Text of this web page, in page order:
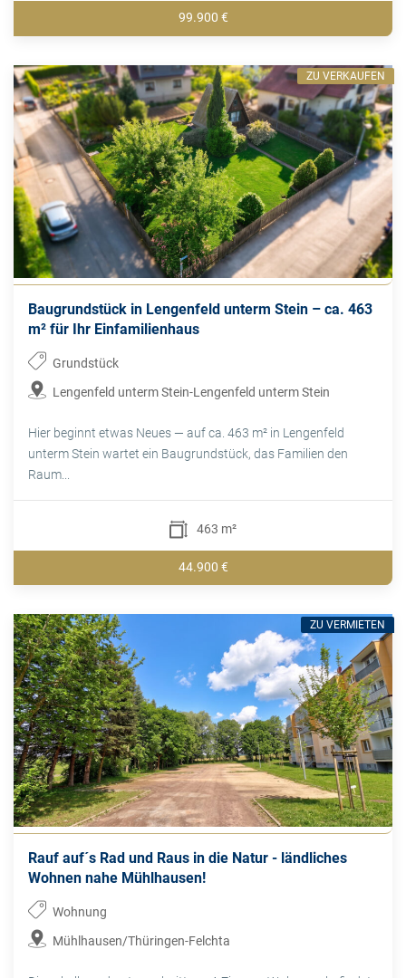
99.900 €
Baugrundstück in Lengenfeld unterm Stein – ca. 463
m² für Ihr Einfamilienhaus
Grundstück
Lengenfeld unterm Stein-Lengenfeld unterm Stein
Hier beginnt etwas Neues — auf ca. 463 m² in Lengenfeld
unterm Stein wartet ein Baugrundstück, das Familien den
Raum...
463 m²
44.900 €
ZU VERKAUFEN
Rauf auf´s Rad und Raus in die Natur - ländliches
Wohnen nahe Mühlhausen!
Wohnung
Mühlhausen/Thüringen-Felchta
ZU VERMIETEN